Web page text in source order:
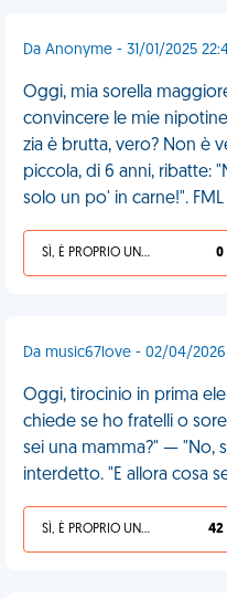
Da Anonyme - 31/01/2025
Oggi, mia sorella
convincere le mie
zia è brutta, vero? Non è
piccola, di 6 anni, ribatte:
solo un po' in carne!". FML
SÌ, È PROPRIO UNA VDM! 0
Da music67love - 02/04/2026
Oggi, tirocinio in prima
chiede se ho fratelli o
sei una mamma?" — "No,
interdetto. "E allora cosa
SÌ, È PROPRIO UNA VDM! 42